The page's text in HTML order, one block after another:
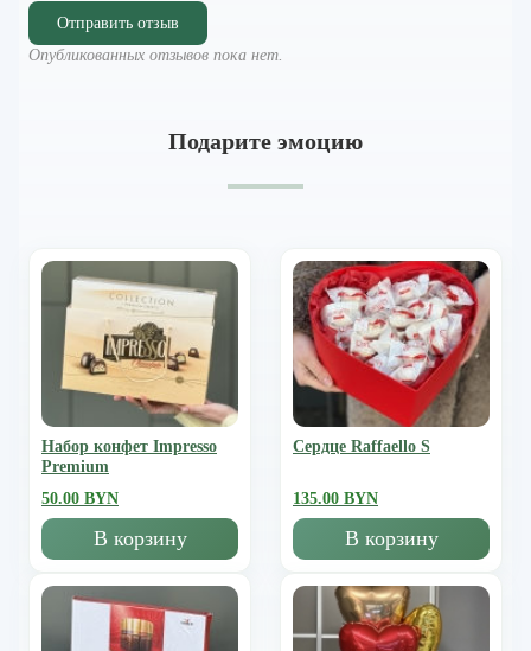
Отправить отзыв
Опубликованных отзывов пока нет.
Подарите эмоцию
Набор конфет Impresso
Premium
50.00 BYN
В корзину
Сердце Raffaello S
135.00 BYN
В корзину